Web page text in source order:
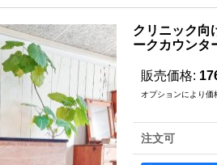
クリニック
ークカウンタ
販売価格:
オプションにより価
注文可